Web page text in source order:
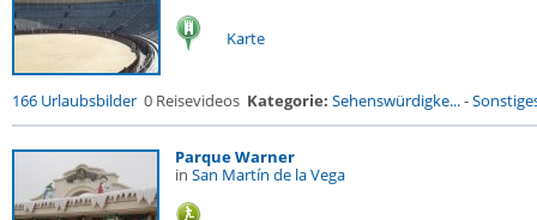
Karte
166 Urlaubsbilder 0 Reisevideos Kategorie: Sehenswürdigke...-
Parque Warner
in San Martín de la Vega